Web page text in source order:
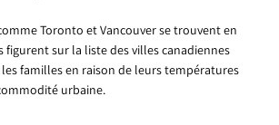
Toronto et Vancouver se trouvent en
figurent sur la liste des villes canadiennes
familles en raison de leurs températures
urbaine.